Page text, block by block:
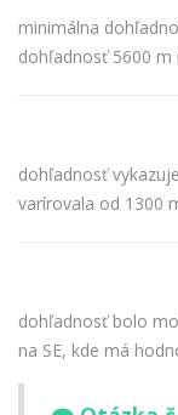
minimálna
dohľadnosť 5600 m
dohľadnosť
varírovala od 1300
dohľadnosť bolo
na SE, kde má